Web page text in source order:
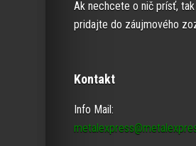
Ak nechcete o nič prísť, tak
pridajte do záujmového
Kontakt
Info Mail: